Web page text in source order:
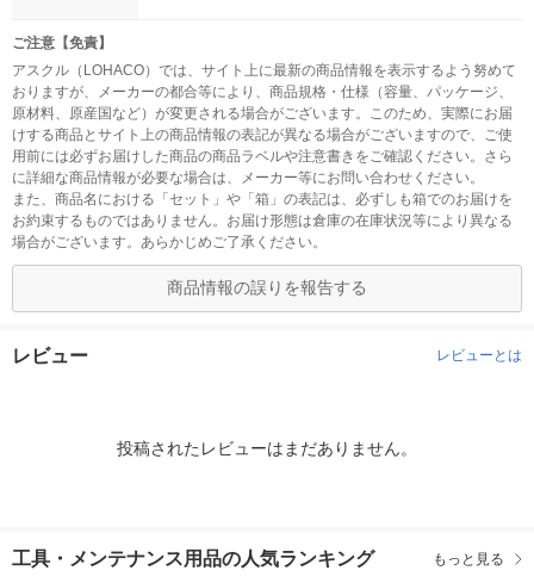
ご注意【免責】
アスクル（LOHACO）では、サイト上に最新の商品情報を表示するよう努めて
おりますが、メーカーの都合等により、商品規格・仕様（容量、パッケージ、
原材料、原産国など）が変更される場合がございます。このため、実際にお届
けする商品とサイト上の商品情報の表記が異なる場合がございますので、ご使
用前には必ずお届けした商品の商品ラベルや注意書きをご確認ください。さら
に詳細な商品情報が必要な場合は、メーカー等にお問い合わせください。
また、商品名における「セット」や「箱」の表記は、必ずしも箱でのお届けを
お約束するものではありません。お届け形態は倉庫の在庫状況等により異なる
場合がございます。あらかじめご了承ください。
商品情報の誤りを報告する
レビュー レビューとは
投稿されたレビューはまだありません。
工具・メンテナンス用品の人気ランキング もっと見る